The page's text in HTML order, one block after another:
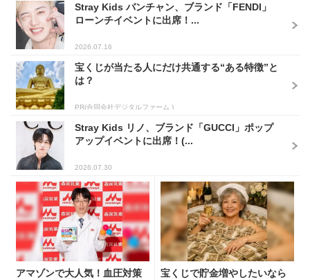
Stray Kids バンチャン、ブランド「FENDI」
ローンチイベントに出席！...
2026.07.16
宝くじが当たる人にだけ共通する“ある特徴”と
は？
PR(合同会社デジタルファーム )
Stray Kids リノ、ブランド「GUCCI」ポップ
アップイベントに出席！(...
2026.07.30
アマゾンで大人気！血圧対策
宝くじで貯金増やしたいなら